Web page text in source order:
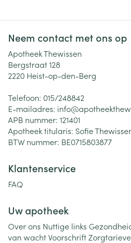
Neem contact met ons op
Apotheek Thewissen
Bergstraat 128
2220 Heist-op-den-Berg
Telefoon: 015/248842
E-mailadres: info@
APB nummer: 121401
Apotheek titularis: Sofie
BTW nummer: BE0715803877
Klantenservice
FAQ
Uw apotheek
Over ons Nuttige links
van wachtVoorschrift